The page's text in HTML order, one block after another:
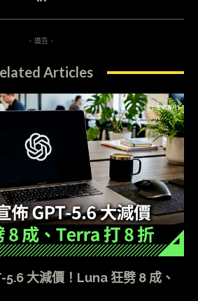
- 廣告 -
Articles
大減價！Luna 狂劈 8 成、